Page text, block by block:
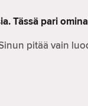
Tässä pari
pitää vain